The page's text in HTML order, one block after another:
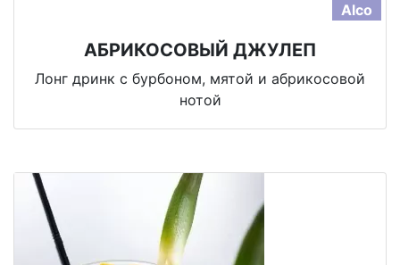
Alco
АБРИКОСОВЫЙ ДЖУЛЕП
Лонг дринк с бурбоном, мятой и абрикосовой
нотой